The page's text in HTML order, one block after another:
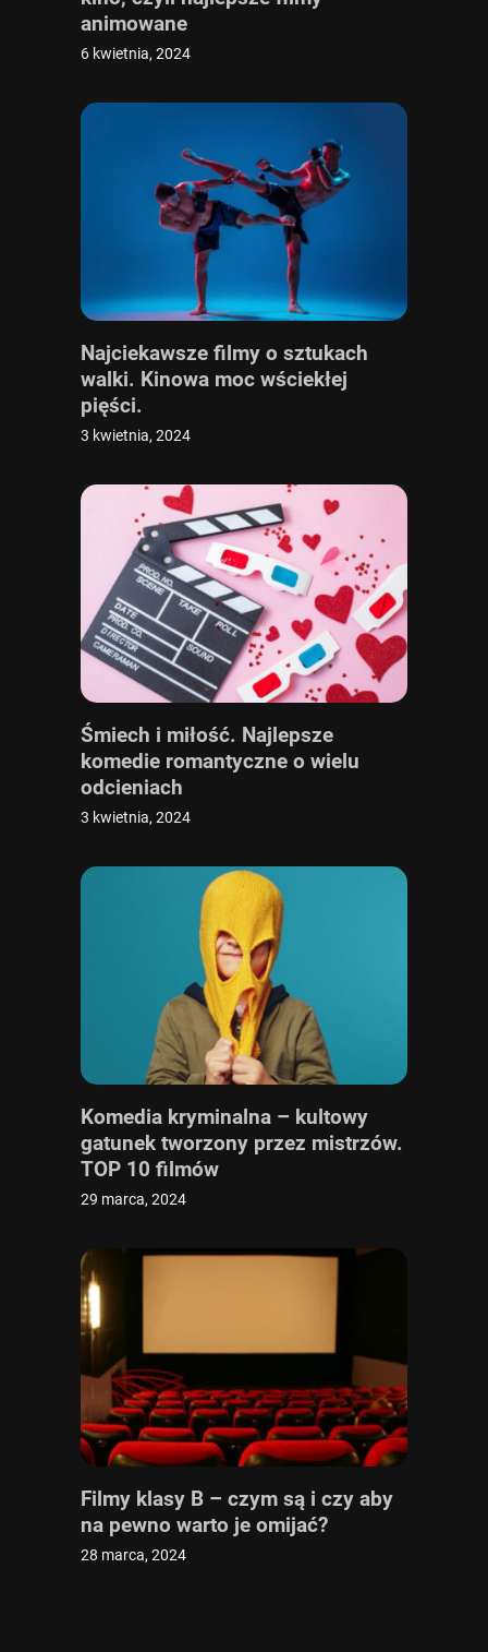
animowane
6 kwietnia, 2024
Najciekawsze filmy o sztukach
walki. Kinowa moc wściekłej
pięści.
3 kwietnia, 2024
Śmiech i miłość. Najlepsze
komedie romantyczne o wielu
odcieniach
3 kwietnia, 2024
Komedia kryminalna – kultowy
gatunek tworzony przez mistrzów.
TOP 10 filmów
29 marca, 2024
Filmy klasy B – czym są i czy aby
na pewno warto je omijać?
28 marca, 2024